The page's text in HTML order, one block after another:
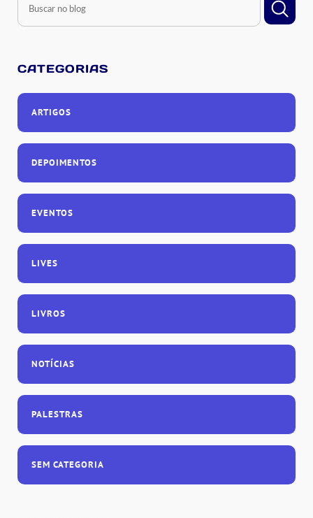
CATEGORIAS
ARTIGOS
DEPOIMENTOS
EVENTOS
LIVES
LIVROS
NOTÍCIAS
PALESTRAS
SEM CATEGORIA